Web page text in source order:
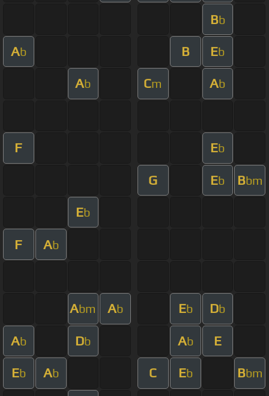
Bb
Ab B Eb
Ab Cm Ab
F Eb
G Eb Bbm
Eb
F Ab
Abm Ab Eb Db
Ab Db Ab E
Eb Ab C Eb Bbm